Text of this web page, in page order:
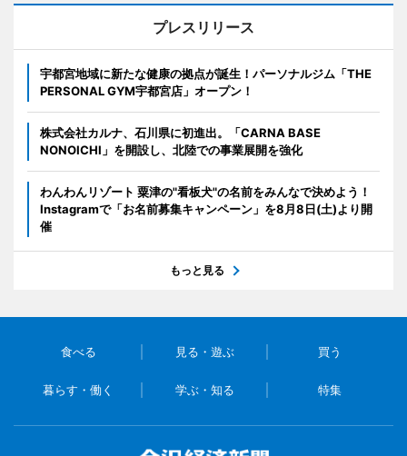
プレスリリース
宇都宮地域に新たな健康の拠点が誕生！パーソナルジム「THE
PERSONAL GYM宇都宮店」オープン！
株式会社カルナ、石川県に初進出。「CARNA BASE
NONOICHI」を開設し、北陸での事業展開を強化
わんわんリゾート 粟津の"看板犬"の名前をみんなで決めよう！
Instagramで「お名前募集キャンペーン」を8月8日(土)より開
催
もっと見る
食べる 見る・遊ぶ 買う
暮らす・働く 学ぶ・知る 特集